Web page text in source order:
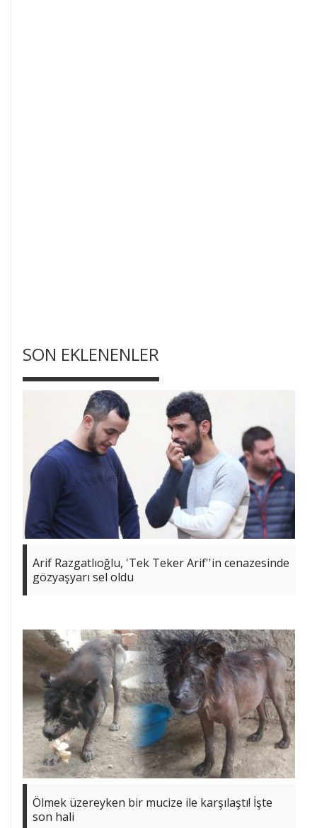
SON EKLENENLER
Arif Razgatlıoğlu, 'Tek Teker Arif''in cenazesinde
gözyaşyarı sel oldu
Ölmek üzereyken bir mucize ile karşılaştı! İşte
son hali